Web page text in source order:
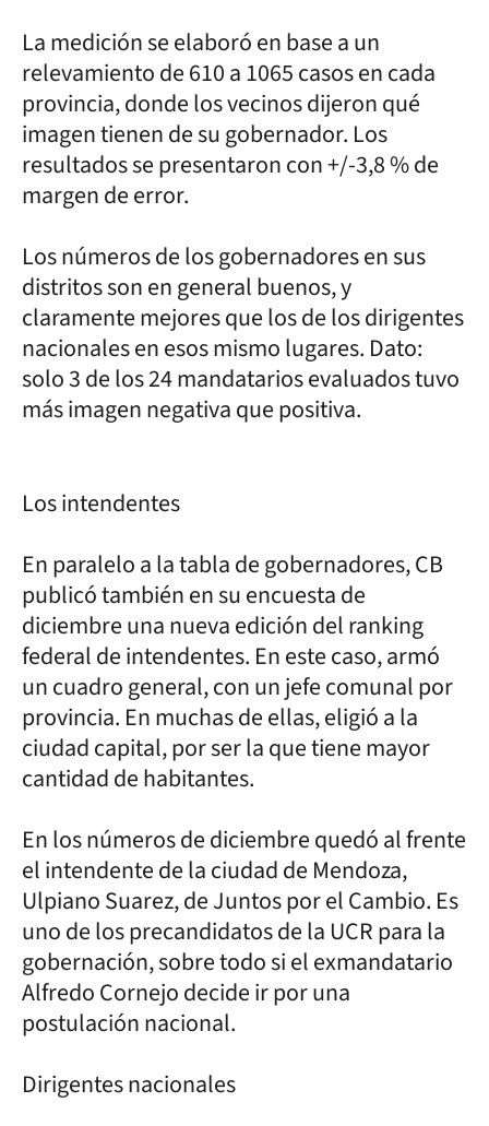
La medición se elaboró en base a un
relevamiento de 610 a 1065 casos en cada
provincia, donde los vecinos dijeron qué
imagen tienen de su gobernador. Los
resultados se presentaron con +/-3,8 % de
margen de error.
Los números de los gobernadores en sus
distritos son en general buenos, y
claramente mejores que los de los dirigentes
nacionales en esos mismo lugares. Dato:
solo 3 de los 24 mandatarios evaluados tuvo
más imagen negativa que positiva.
Los intendentes
En paralelo a la tabla de gobernadores, CB
publicó también en su encuesta de
diciembre una nueva edición del ranking
federal de intendentes. En este caso, armó
un cuadro general, con un jefe comunal por
provincia. En muchas de ellas, eligió a la
ciudad capital, por ser la que tiene mayor
cantidad de habitantes.
En los números de diciembre quedó al frente
el intendente de la ciudad de Mendoza,
Ulpiano Suarez, de Juntos por el Cambio. Es
uno de los precandidatos de la UCR para la
gobernación, sobre todo si el exmandatario
Alfredo Cornejo decide ir por una
postulación nacional.
Dirigentes nacionales